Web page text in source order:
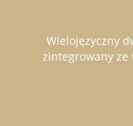
Wielojęzyczny
zintegrowany ze